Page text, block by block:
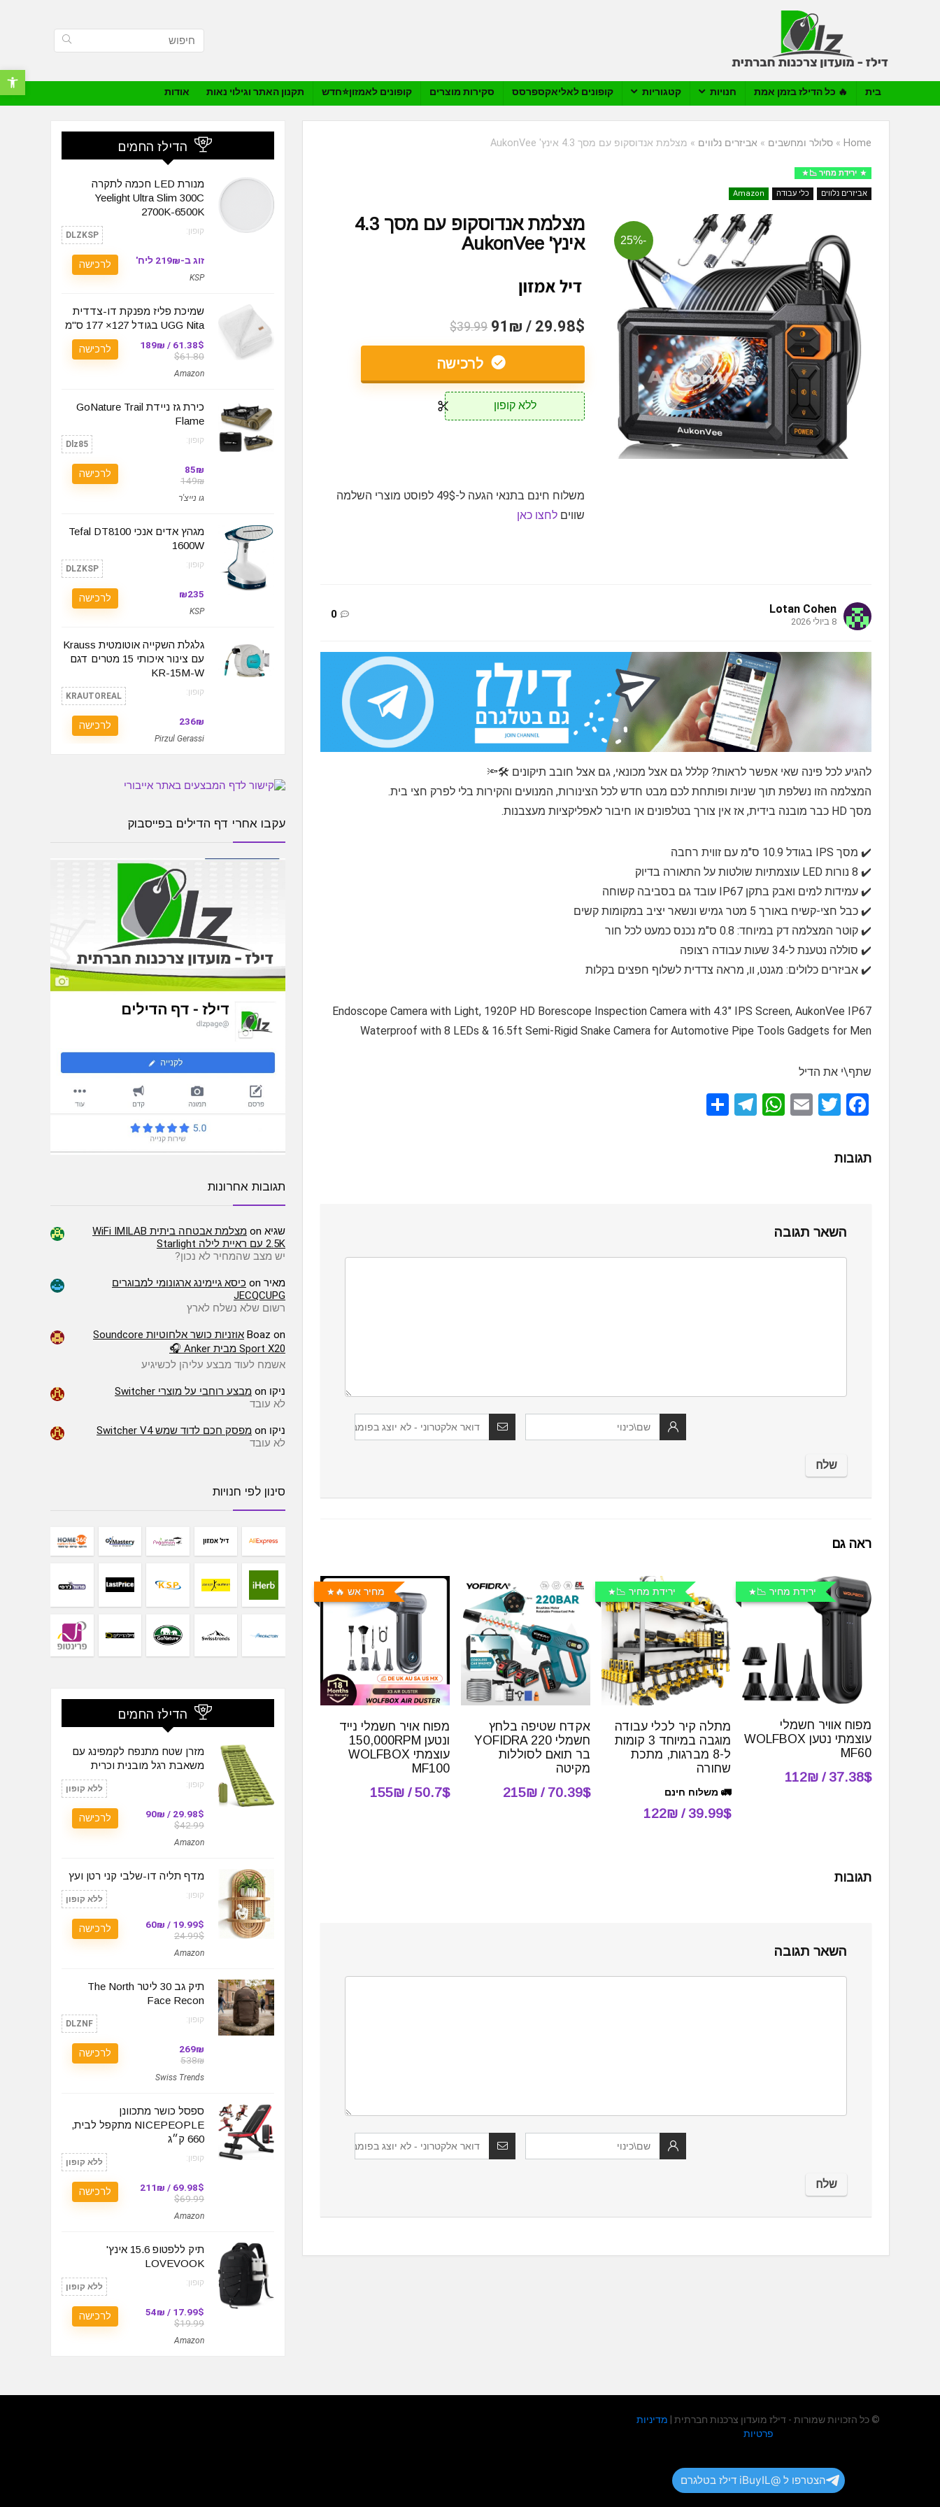
פתח
בית 🔥 כל הדילז בזמן אמת חנויות קטגוריות קופונים לאליאקספרסס סקירות מוצרים קופונים לאמזון⭐️חדש תקנון האתר וגילוי נאות אודות
Home
» סלולר ומחשבים » אביזרים נלווים » מצלמת אנדוסקופ עם מסך 4.3 אינץ' AukonVee
ירידת מחיר 📉
אביזרים נלווים כלי עבודה Amazon
-25%
מצלמת אנדוסקופ עם מסך 4.3
אינץ' AukonVee
29.98$ / 91₪
$39.99
לרכישה
ללא קופון
משלוח חינם בתנאי הגעה ל-49$ לפוסט מוצרי השלמה
שווים לחצו כאן
Lotan Cohen
8 ביולי 2026
0
להגיע לכל פינה שאי אפשר לראות? קללל גם אצל מכונאי, גם אצל חובב תיקונים 🛠️🔦
המצלמה הזו נשלפת תוך שניות ופותחת לכם מבט חדש לכל הצינורות, המנועים והקירות בלי לפרק חצי בית.
מסך HD כבר מובנה בידית, אז אין צורך בטלפונים או חיבור לאפליקציות מעצבנות.
✔️ מסך IPS בגודל 10.9 ס"מ עם זווית רחבה
✔️ 8 נורות LED עוצמתיות שולטות על התאורה בדיוק
✔️ עמידות למים ואבק בתקן IP67 עובד גם בסביבה קשוחה
✔️ כבל חצי-קשיח באורך 5 מטר גמיש ונשאר יציב במקומות קשים
✔️ קוטר המצלמה דק במיוחד: 0.8 ס"מ נכנס כמעט לכל חור
✔️ סוללה נטענת ל-34 שעות עבודה רצופה
✔️ אביזרים כלולים: מגנט, וו, מראה צדדית לשלוף חפצים בקלות
Endoscope Camera with Light, 1920P HD Borescope Inspection Camera with 4.3" IPS Screen, AukonVee IP67
Waterproof with 8 LEDs & 16.5ft Semi-Rigid Snake Camera for Automotive Pipe Tools Gadgets for Men
שתף\י את הדיל
F
ce
b
k
T
E
W
T
תגובות
השאר תגובה
ראה גם
ירידת מחיר 📉
מפוח אוויר חשמלי
עוצמתי נטען WOLFBOX
MF60
37.38$ / 112₪
ירידת מחיר 📉
מתלה קיר לכלי עבודה
מוגבה במיוחד 3 קומות
ל-8 מברגות, מתכת
שחורה
🚛 משלוח חינם
39.99$ / 122₪
אקדח שטיפה בלחץ
חשמלי YOFIDRA 220
בר תואם לסוללות
מקיטה
70.39$ / 215₪
מחיר אש 🔥
מפוח אויר חשמלי נייד
ונטען 150,000RPM
עוצמתי WOLFBOX
MF100
50.7$ / 155₪
תגובות
השאר תגובה
הדילז החמים
מנורת LED חכמה לתקרה
Yeelight Ultra Slim 300C
2700K-6500K
קופון: DLZKSP
זוג ב-219₪ ליח'
KSP
לרכישה
שמיכת פליז מפנקת דו-צדדית
UGG Nita בגודל 127× 177 ס"מ
61.38$ / 189₪
$61.80
Amazon
לרכישה
כירת גז ניידת GoNature Trail
Flame
קופון: Dlz85
85₪
149₪
גו נייצ'ר
לרכישה
מגהץ אדים אנכי Tefal DT8100
1600W
קופון: DLZKSP
₪235
KSP
לרכישה
גלגלת השקייה אוטומטית Krauss
עם צינור איכותי 15 מטרים דגם
KR-15M-W
קופון: KRAUTOREAL
236₪
Pirzul Gerassi
לרכישה
עקבו אחרי דף הדילים בפייסבוק
תגובות אחרונות
שגיא on
מצלמת אבטחה ביתית WiFi IMILAB
2.5K עם ראיית לילה Starlight
יש מצב שהמחיר לא נכון?
מאיר on כיסא גיימינג ארגונומי למבוגרים
JECQCUPG
רשום שלא נשלח לארץ
Boaz on
אוזניות כושר אלחוטיות Soundcore
Sport X20 מבית Anker 🎧
אשמח לעוד מבצע עליהן לכשיגיע
ניקו on מבצע רוחבי על מוצרי Switcher
לא עובד
ניקו on מפסק חכם לדוד שמש Switcher V4
לא עובד
סינון לפי חנויות
הדילז החמים
מזרן שטח מתנפח לקמפינג עם
משאבת רגל מובנית וכרית
קופון: ללא קופון
29.98$ / 90₪
$42.99
Amazon
לרכישה
מדף תליה דו-שלבי קני רטן ועץ
קופון: ללא קופון
19.99$ / 60₪
24.99$
Amazon
לרכישה
תיק גב 30 ליטר The North
Face Recon
קופון: DLZNF
269₪
538₪
Swiss Trends
לרכישה
ספסל כושר מתכוונן
NICEPEOPLE מתקפל לבית,
660 ק״ג
קופון: ללא קופון
69.98$ / 211₪
$69.99
Amazon
לרכישה
תיק ללפטופ 15.6 אינץ'
LOVEVOOK
קופון: ללא קופון
17.99$ / 54₪
$19.99
Amazon
לרכישה
© כל הזכויות שמורות - דילז מועדון צרכנות חברתית | מדיניות
פרטיות
הצטרפו ל @iBuyIL דילז בטלגרם